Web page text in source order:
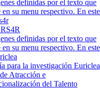
para la investigación Euriclea
Atracción e
del Talento